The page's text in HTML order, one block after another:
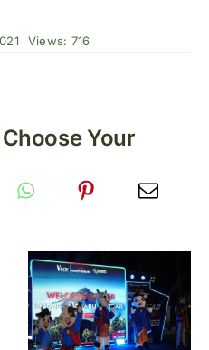
Views: 716
Your